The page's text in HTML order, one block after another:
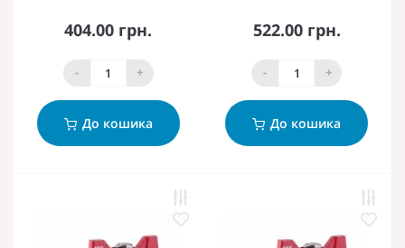
404.00 грн.
- +
До кошика
522.00 грн.
- +
До кошика